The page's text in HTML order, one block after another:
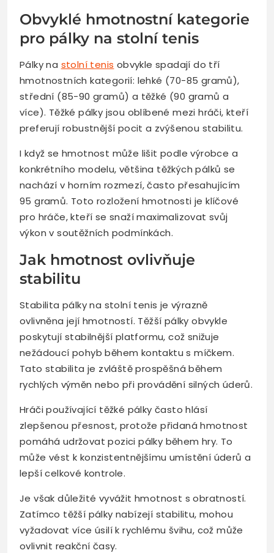
Obvyklé hmotnostní kategorie
pro pálky na stolní tenis
Pálky na stolní tenis obvykle spadají do tří
hmotnostních kategorií: lehké (70-85 gramů),
střední (85-90 gramů) a těžké (90 gramů a
více). Těžké pálky jsou oblíbené mezi hráči, kteří
preferují robustnější pocit a zvýšenou stabilitu.
I když se hmotnost může lišit podle výrobce a
konkrétního modelu, většina těžkých pálků se
nachází v horním rozmezí, často přesahujícím
95 gramů. Toto rozložení hmotnosti je klíčové
pro hráče, kteří se snaží maximalizovat svůj
výkon v soutěžních podmínkách.
Jak hmotnost ovlivňuje
stabilitu
Stabilita pálky na stolní tenis je výrazně
ovlivněna její hmotností. Těžší pálky obvykle
poskytují stabilnější platformu, což snižuje
nežádoucí pohyb během kontaktu s míčkem.
Tato stabilita je zvláště prospěšná během
rychlých výměn nebo při provádění silných úderů.
Hráči používající těžké pálky často hlásí
zlepšenou přesnost, protože přidaná hmotnost
pomáhá udržovat pozici pálky během hry. To
může vést k konzistentnějšímu umístění úderů a
lepší celkové kontrole.
Je však důležité vyvážit hmotnost s obratností.
Zatímco těžší pálky nabízejí stabilitu, mohou
vyžadovat více úsilí k rychlému švihu, což může
ovlivnit reakční časy.